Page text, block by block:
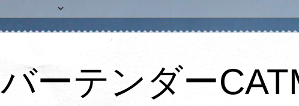
バーテンダー